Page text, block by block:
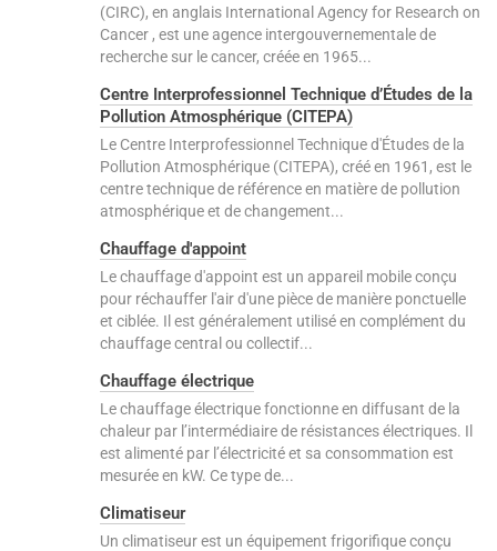
(CIRC), en anglais International Agency for Research on
Cancer , est une agence intergouvernementale de
recherche sur le cancer, créée en 1965...
Centre Interprofessionnel Technique d’Études de la
Pollution Atmosphérique (CITEPA)
Le Centre Interprofessionnel Technique d'Études de la
Pollution Atmosphérique (CITEPA), créé en 1961, est le
centre technique de référence en matière de pollution
atmosphérique et de changement...
Chauffage d'appoint
Le chauffage d'appoint est un appareil mobile conçu
pour réchauffer l'air d'une pièce de manière ponctuelle
et ciblée. Il est généralement utilisé en complément du
chauffage central ou collectif...
Chauffage électrique
Le chauffage électrique fonctionne en diffusant de la
chaleur par l’intermédiaire de résistances électriques. Il
est alimenté par l’électricité et sa consommation est
mesurée en kW. Ce type de...
Climatiseur
Un climatiseur est un équipement frigorifique conçu